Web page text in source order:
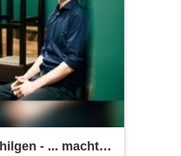
- ... macht